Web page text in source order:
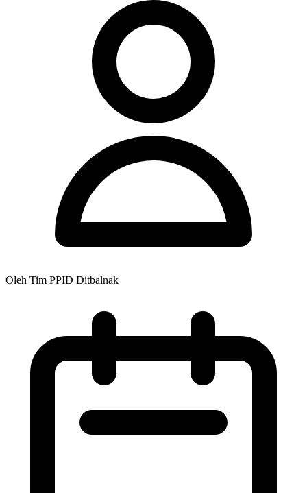
Oleh Tim PPID Ditbalnak